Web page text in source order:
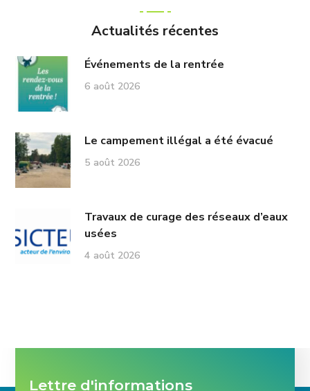
Actualités récentes
Événements de la rentrée
6 août 2026
Le campement illégal a été évacué
5 août 2026
Travaux de curage des réseaux d’eaux
usées
4 août 2026
Lettre d'informations